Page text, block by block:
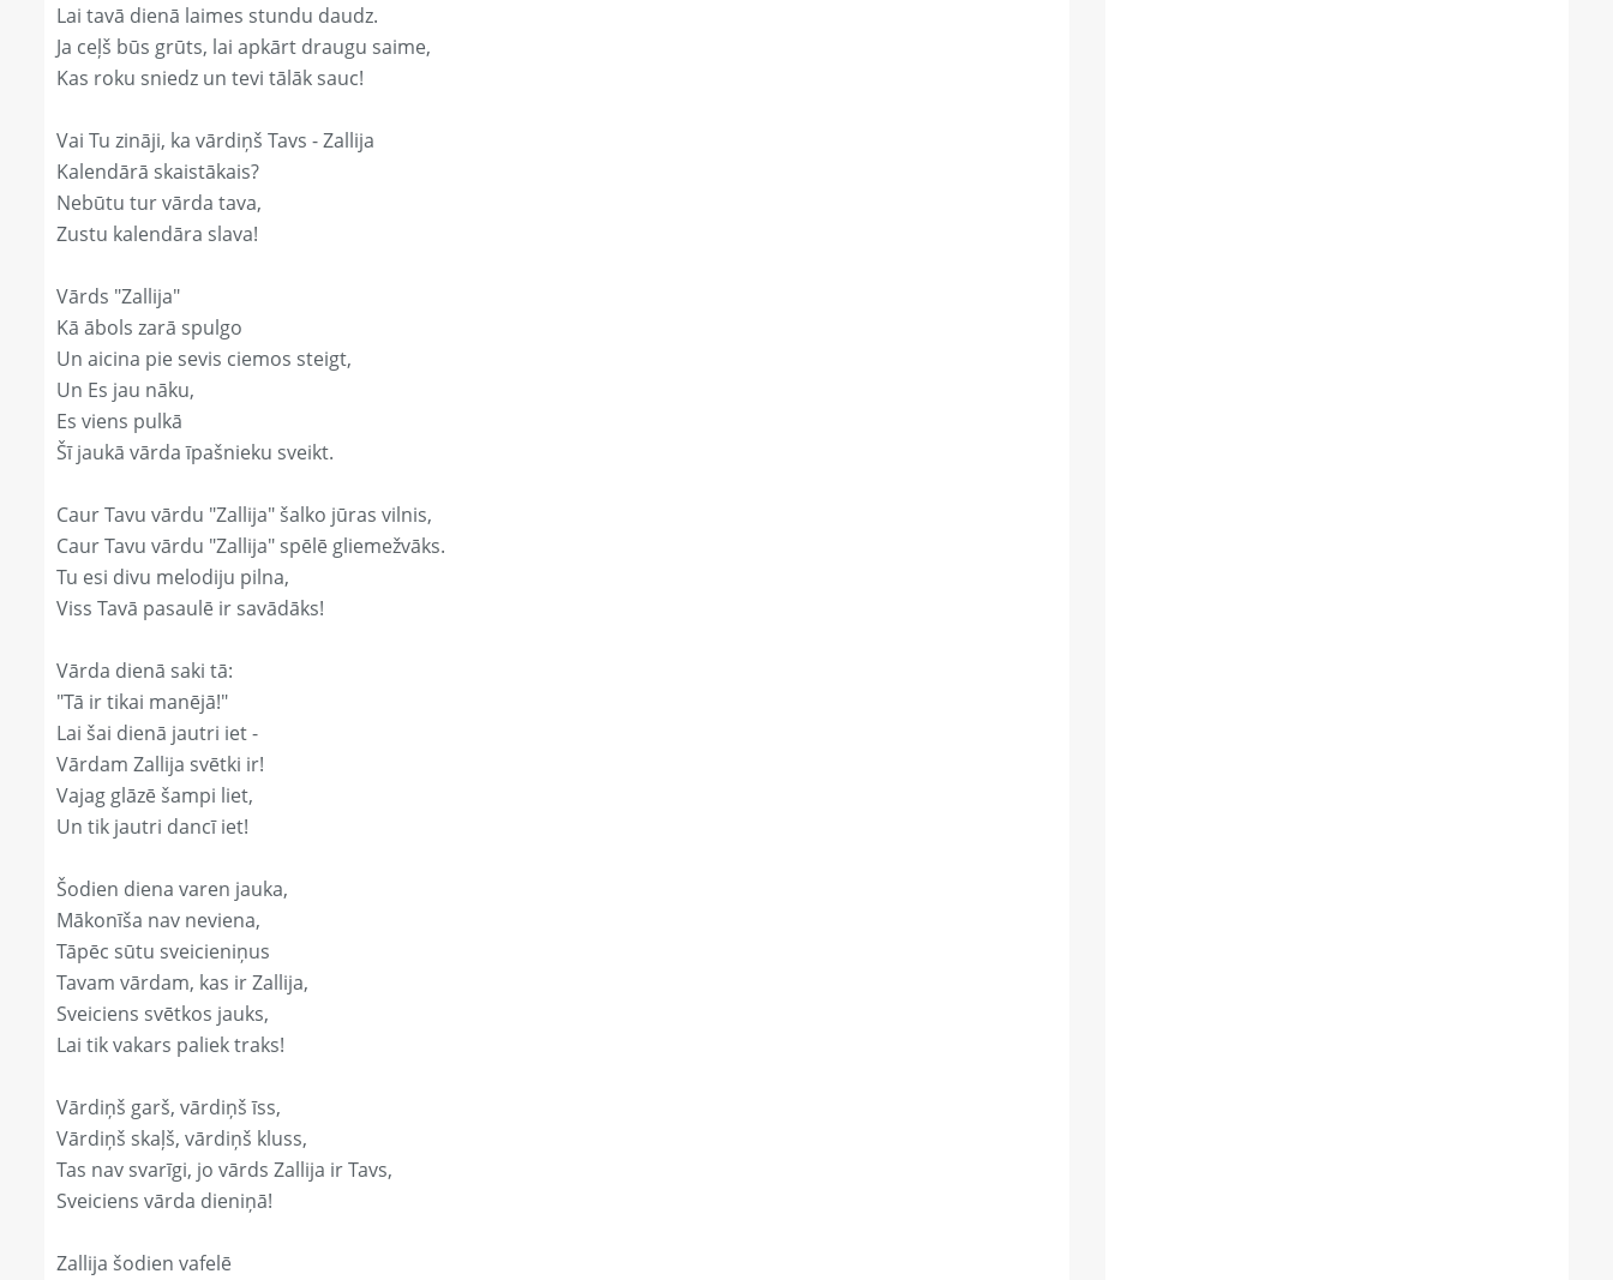
Lai tavā dienā laimes stundu daudz.
Ja ceļš būs grūts, lai apkārt draugu saime,
Kas roku sniedz un tevi tālāk sauc!
Vai Tu zināji, ka vārdiņš Tavs - Zallija
Kalendārā skaistākais?
Nebūtu tur vārda tava,
Zustu kalendāra slava!
Vārds "Zallija"
Kā ābols zarā spulgo
Un aicina pie sevis ciemos steigt,
Un Es jau nāku,
Es viens pulkā
Šī jaukā vārda īpašnieku sveikt.
Caur Tavu vārdu "Zallija" šalko jūras vilnis,
Caur Tavu vārdu "Zallija" spēlē gliemežvāks.
Tu esi divu melodiju pilna,
Viss Tavā pasaulē ir savādāks!
Vārda dienā saki tā:
"Tā ir tikai manējā!"
Lai šai dienā jautri iet -
Vārdam Zallija svētki ir!
Vajag glāzē šampi liet,
Un tik jautri dancī iet!
Šodien diena varen jauka,
Mākonīša nav neviena,
Tāpēc sūtu sveicieniņus
Tavam vārdam, kas ir Zallija,
Sveiciens svētkos jauks,
Lai tik vakars paliek traks!
Vārdiņš garš, vārdiņš īss,
Vārdiņš skaļš, vārdiņš kluss,
Tas nav svarīgi, jo vārds Zallija ir Tavs,
Sveiciens vārda dieniņā!
Zallija šodien vafelē